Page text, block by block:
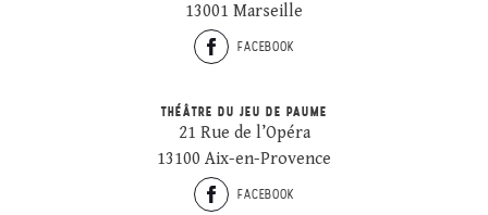
13001 Marseille
FACEBOOK
THÉÂTRE DU JEU DE PAUME
21 Rue de l’Opéra
13100 Aix-en-Provence
FACEBOOK